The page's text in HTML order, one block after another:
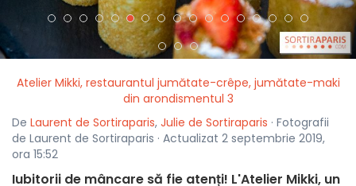
Atelier Mikki, restaurantul jumătate-crêpe, jumătate-maki
din arondismentul 3
De Laurent de Sortiraparis, Julie de Sortiraparis · Fotografii
de Laurent de Sortiraparis · Actualizat 2 septembrie 2019,
ora 15:52
Iubitorii de mâncare să fie atenți! L'Atelier Mikki, un